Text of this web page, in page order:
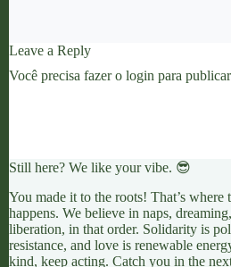
Leave a Reply
Você precisa fazer o login para
Still here? We like your vibe. 😎
You made it to the roots! That’s where
happens. We believe in naps,
liberation, in that order. Solidarity is
resistance, and love is renewable
kind, keep acting. Catch you in the